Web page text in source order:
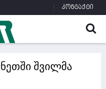
კონტაქტი
შვილმა